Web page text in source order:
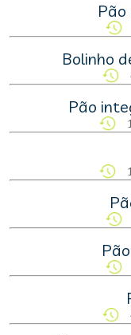
Pão
Bolinho
Pão